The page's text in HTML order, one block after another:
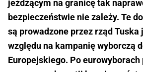
jeżdżącym na granicę tak
bezpieczeństwie nie zależy. Te
są prowadzone przez rząd Tuska
względu na kampanię wyborczą
Europejskiego. Po eurowyborach